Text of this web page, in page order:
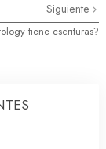
Siguiente
tiene escrituras?